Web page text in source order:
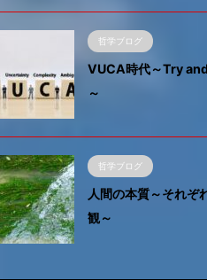
哲学ブログ
VUCA時代～Try
～
哲学ブログ
人間の本質～それぞ
観～